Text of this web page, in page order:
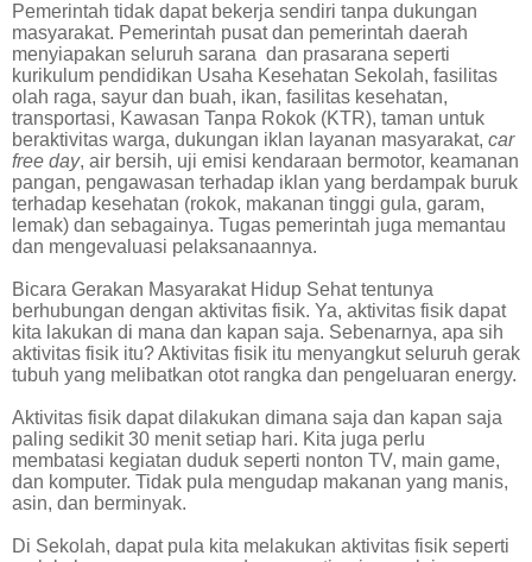
Pemerintah tidak dapat bekerja sendiri tanpa dukungan
masyarakat. Pemerintah pusat dan pemerintah daerah
menyiapakan seluruh sarana dan prasarana seperti
kurikulum pendidikan Usaha Kesehatan Sekolah, fasilitas
olah raga, sayur dan buah, ikan, fasilitas kesehatan,
transportasi, Kawasan Tanpa Rokok (KTR), taman untuk
beraktivitas warga, dukungan iklan layanan masyarakat, car
free day, air bersih, uji emisi kendaraan bermotor, keamanan
pangan, pengawasan terhadap iklan yang berdampak buruk
terhadap kesehatan (rokok, makanan tinggi gula, garam,
lemak) dan sebagainya. Tugas pemerintah juga memantau
dan mengevaluasi pelaksanaannya.
Bicara Gerakan Masyarakat Hidup Sehat tentunya
berhubungan dengan aktivitas fisik. Ya, aktivitas fisik dapat
kita lakukan di mana dan kapan saja. Sebenarnya, apa sih
aktivitas fisik itu? Aktivitas fisik itu menyangkut seluruh gerak
tubuh yang melibatkan otot rangka dan pengeluaran energy.
Aktivitas fisik dapat dilakukan dimana saja dan kapan saja
paling sedikit 30 menit setiap hari. Kita juga perlu
membatasi kegiatan duduk seperti nonton TV, main game,
dan komputer. Tidak pula mengudap makanan yang manis,
asin, dan berminyak.
Di Sekolah, dapat pula kita melakukan aktivitas fisik seperti